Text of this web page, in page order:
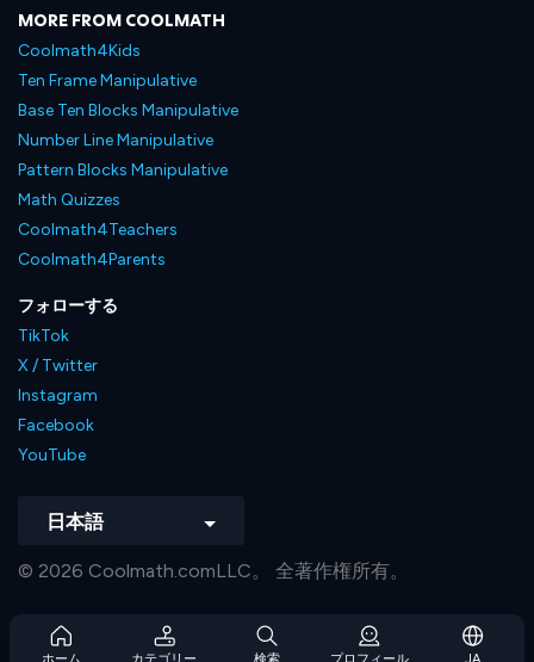
ホーム カテゴリー 検索 プロフィール JA
MORE FROM COOLMATH
Coolmath4Kids
Ten Frame Manipulative
Base Ten Blocks Manipulative
Number Line Manipulative
Pattern Blocks Manipulative
Math Quizzes
Coolmath4Teachers
Coolmath4Parents
フォローする
TikTok
X / Twitter
Instagram
Facebook
YouTube
日本語
© 2026 Coolmath.comLLC。 全著作権所有。